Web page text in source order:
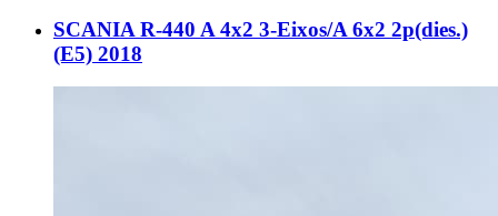
SCANIA R-440 A 4x2 3-Eixos/A 6x2 2p(dies.)
(E5) 2018